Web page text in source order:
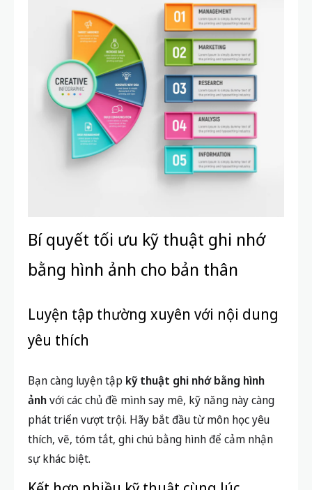
Bí quyết tối ưu kỹ thuật ghi nhớ
bằng hình ảnh cho bản thân
Luyện tập thường xuyên với nội dung
yêu thích
Bạn càng luyện tập kỹ thuật ghi nhớ bằng hình
ảnhvới các chủ đề mình say mê, kỹ năng này càng
phát triển vượt trội. Hãy bắt đầu từ môn học yêu
thích, vẽ, tóm tắt, ghi chú bằng hình để cảm nhận
sự khác biệt.